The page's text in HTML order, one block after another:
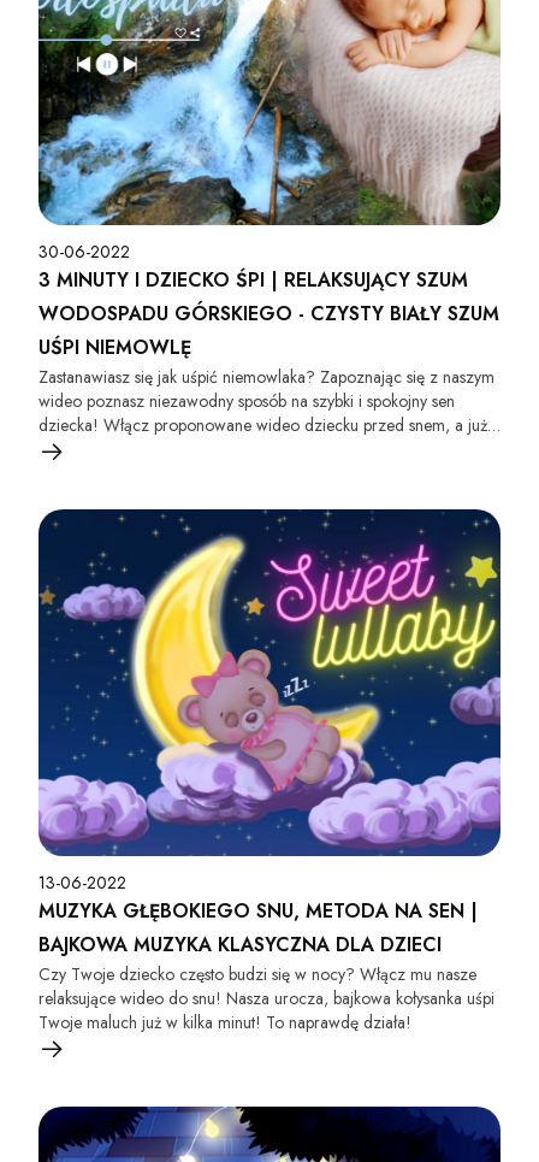
30-06-2022
3 MINUTY I DZIECKO ŚPI | RELAKSUJĄCY SZUM
WODOSPADU GÓRSKIEGO - CZYSTY BIAŁY SZUM
UŚPI NIEMOWLĘ
Zastanawiasz się jak uśpić niemowlaka? Zapoznając się z naszym
wideo poznasz niezawodny sposób na szybki i spokojny sen
dziecka! Włącz proponowane wideo dziecku przed snem, a już
po chwili maluszek spokojnie zaśnie :).
13-06-2022
MUZYKA GŁĘBOKIEGO SNU, METODA NA SEN |
BAJKOWA MUZYKA KLASYCZNA DLA DZIECI
Czy Twoje dziecko często budzi się w nocy? Włącz mu nasze
relaksujące wideo do snu! Nasza urocza, bajkowa kołysanka uśpi
Twoje maluch już w kilka minut! To naprawdę działa!